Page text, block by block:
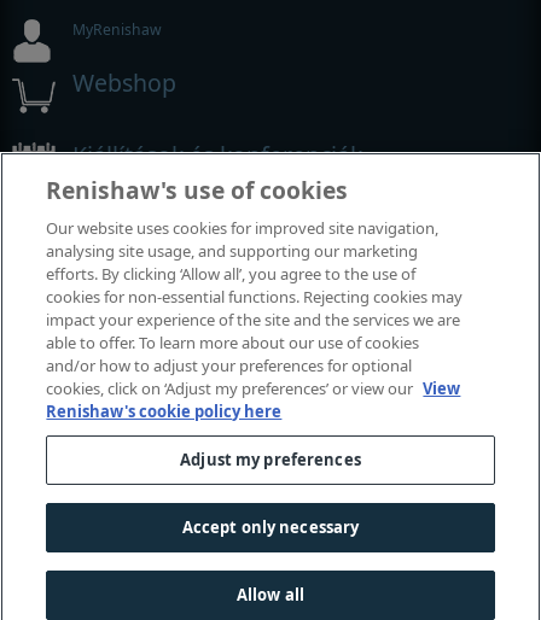
MyRenishaw
Webshop
Kiállítások és konferenciák
© 2001–2015 Renishaw plc. Minden jog fenntartva.
Kapcsolat
Hozzáférhetőség
Bizalmas adatkezelés|Süti útmutató
Renishaw's use of cookies
Our website uses cookies for improved site navigation,
analysing site usage, and supporting our marketing
efforts. By clicking ‘Allow all’, you agree to the use of
cookies for non-essential functions. Rejecting cookies may
impact your experience of the site and the services we are
able to offer. To learn more about our use of cookies
and/or how to adjust your preferences for optional
cookies, click on ‘Adjust my preferences’ or view our View
Renishaw's cookie policy here
Adjust my preferences
Accept only necessary
Allow all